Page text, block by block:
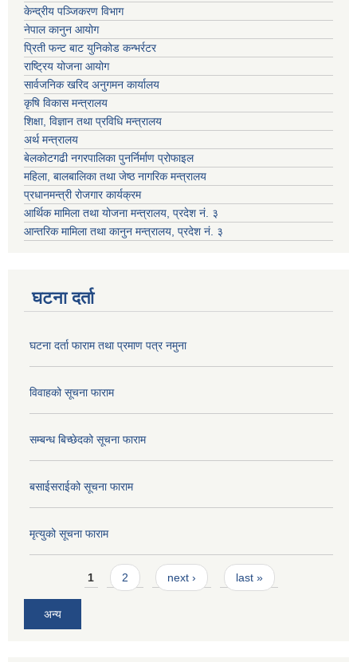
केन्द्रीय पञ्जिकरण विभाग
नेपाल कानुन आयोग
प्रिती फन्ट बाट युनिकोड कन्भर्रटर
राष्ट्रिय योजना आयोग
सार्वजनिक खरिद अनुगमन कार्यालय
कृषि विकास मन्त्रालय
शिक्षा, विज्ञान तथा प्रविधि मन्त्रालय
अर्थ मन्त्रालय
बेलकोटगढी नगरपालिका पुनर्निर्माण प्रोफाइल
महिला, बालबालिका तथा जेष्ठ नागरिक मन्त्रालय
प्रधानमन्त्री रोजगार कार्यक्रम
आर्थिक मामिला तथा योजना मन्त्रालय, प्रदेश नं. ३
आन्तरिक मामिला तथा कानुन मन्त्रालय, प्रदेश नं. ३
घटना दर्ता
घटना दर्ता फाराम तथा प्रमाण पत्र नमुना
विवाहको सूचना फाराम
सम्बन्ध बिच्छेदको सूचना फाराम
बसाईसराईको सूचना फाराम
मृत्युको सूचना फाराम
Pages1 2 next › last »
अन्य